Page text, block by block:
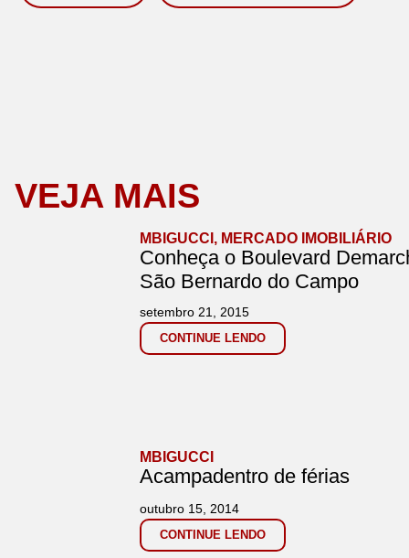
VEJA MAIS
MBIGUCCI , MERCADO IMOBILIÁRIO
Conheça o Boulevard
São Bernardo do Campo
CONTINUE LENDO
setembro 21, 2015
MBIGUCCI
Acampadentro de férias
CONTINUE LENDO
outubro 15, 2014